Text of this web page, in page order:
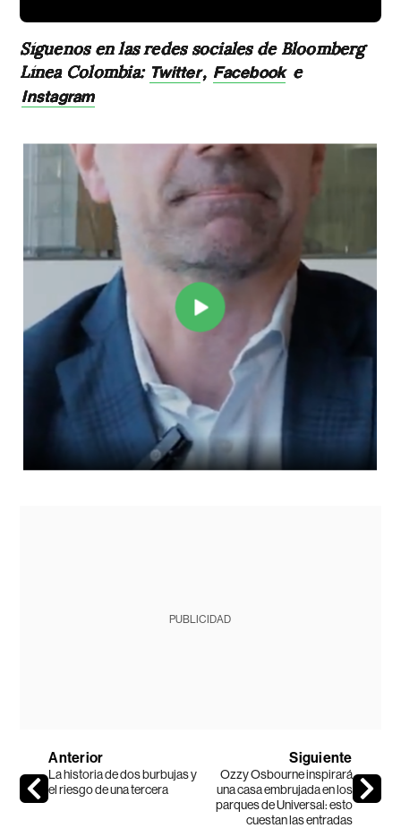
Síguenos en las redes sociales de Bloomberg
Línea Colombia: Twitter, Facebook e
Instagram
PUBLICIDAD
Anterior
La historia de dos burbujas y
el riesgo de una tercera
Siguiente
Ozzy Osbourne inspirará
una casa embrujada en los
parques de Universal: esto
cuestan las entradas